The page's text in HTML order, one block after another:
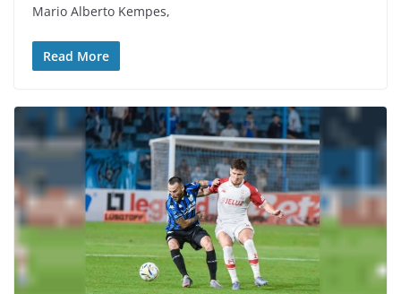
Mario Alberto Kempes,
Read More